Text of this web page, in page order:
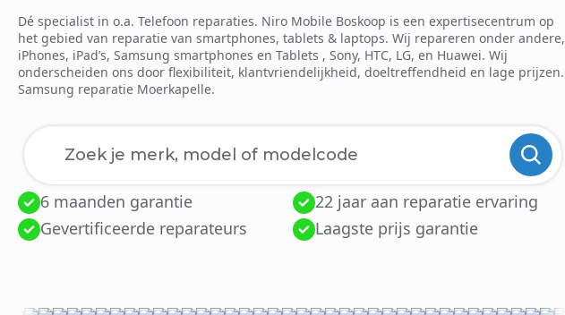
Dé specialist in o.a. Telefoon reparaties. Niro Mobile Boskoop is een expertisecentrum op
het gebied van reparatie van smartphones, tablets & laptops. Wij repareren onder andere,
iPhones, iPad’s, Samsung smartphones en Tablets , Sony, HTC, LG, en Huawei. Wij
onderscheiden ons door flexibiliteit, klantvriendelijkheid, doeltreffendheid en lage prijzen.
Samsung reparatie Moerkapelle.
Laden van modellen..
6 maanden garantie
22 jaar aan reparatie ervaring
Gevertificeerde reparateurs
Laagste prijs garantie